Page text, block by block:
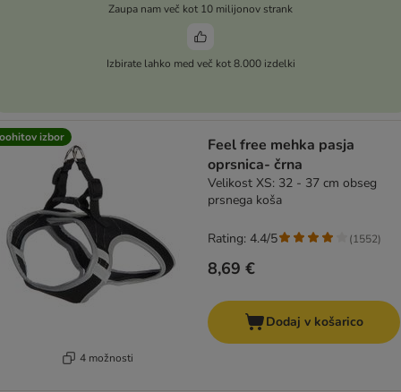
Zaupa nam več kot 10 milijonov strank
Izbirate lahko med več kot 8.000 izdelki
izbor
4 možnosti
Feel free mehka pasja
oprsnica- črna
Velikost XS: 32 - 37 cm obseg
prsnega koša
8,69 €
Rating: 4.4/5 (1552)
Dodaj v košarico